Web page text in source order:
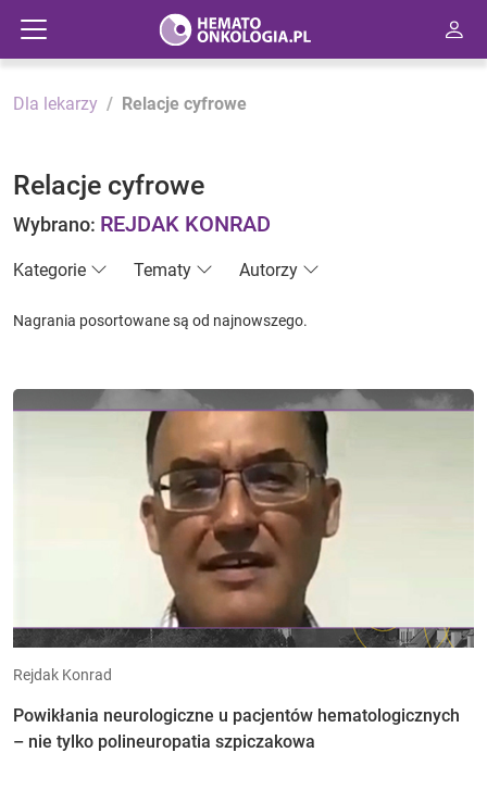
Dla lekarzy Relacje cyfrowe
Relacje cyfrowe
Wybrano: REJDAK KONRAD
Kategorie Tematy Autorzy
Nagrania posortowane są od najnowszego.
Rejdak Konrad
Powikłania neurologiczne u pacjentów hematologicznych
– nie tylko polineuropatia szpiczakowa